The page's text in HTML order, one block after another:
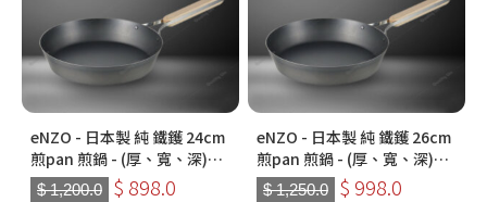
eNZO - 日本製 純 鐵鑊 24cm
煎pan 煎鍋 - (厚、寬、深)
***送玻璃蓋 - 企身***
$ 1,200.0 $ 898.0
eNZO - 日本製 純 鐵鑊 26cm
煎pan 煎鍋 - (厚、寬、深)
***送玻璃蓋***
$ 1,250.0 $ 998.0